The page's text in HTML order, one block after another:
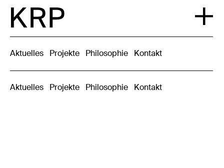
Aktuelles Projekte Philosophie Kontakt
Aktuelles Projekte Philosophie Kontakt